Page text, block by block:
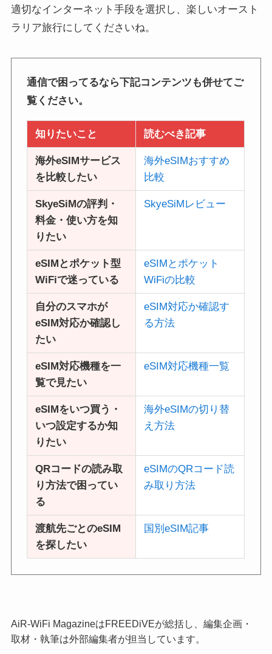
適切なインターネット手段を選択し、楽しいオースト
ラリア旅行にしてくださいね。
通信で困ってるなら下記コンテンツも併せてご
覧ください。
知りたいこと 読むべき記事
海外eSIMサービス
を比較したい
海外eSIMおすすめ
比較
SkyeSiMの評判・
料金・使い方を知
りたい
SkyeSiMレビュー
eSIMとポケット型
WiFiで迷っている
eSIMとポケット
WiFiの比較
自分のスマホが
eSIM対応か確認し
たい
eSIM対応か確認す
る方法
eSIM対応機種を一
覧で見たい
eSIM対応機種一覧
eSIMをいつ買う・
いつ設定するか知
りたい
海外eSIMの切り替
え方法
QRコードの読み取
り方法で困ってい
る
eSIMのQRコード読
み取り方法
渡航先ごとのeSIM
を探したい
国別eSIM記事
AiR-WiFi MagazineはFREEDiVEが総括し、編集企画・
取材・執筆は外部編集者が担当しています。